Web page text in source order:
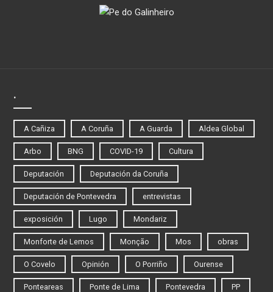
.
A Cañiza A Coruña A Guarda Aldea Global
Arbo BNG COVID-19 Cultura
Deputación Deputación da Coruña
Deputación de Pontevedra entrevistas
exposición Lugo Mondariz
Monforte de Lemos Monção Mos obras
O Covelo Opinión O Porriño Ourense
Ponteareas Ponte de Lima Pontevedra PP